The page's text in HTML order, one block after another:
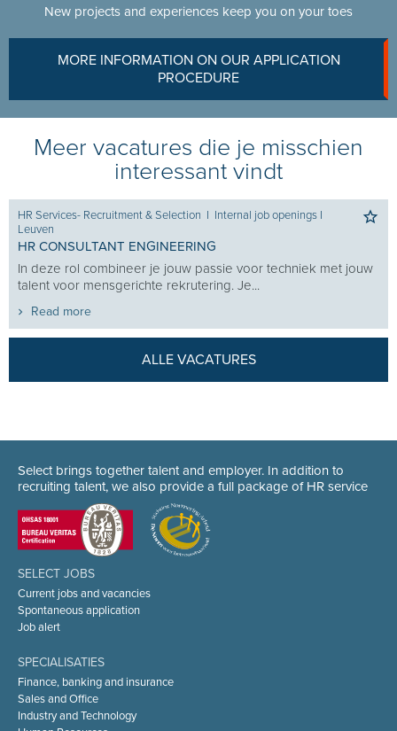
New projects and experiences keep you on your toes
MORE INFORMATION ON OUR APPLICATION
PROCEDURE
Meer vacatures die je misschien
interessant vindt
HR Services- Recruitment & Selection I Internal job openings I
Leuven
HR CONSULTANT ENGINEERING
In deze rol combineer je jouw passie voor techniek met jouw
talent voor mensgerichte rekrutering. Je...
Read more
ALLE VACATURES
Select brings together talent and employer. In addition to
recruiting talent, we also provide a full package of HR service
SELECT JOBS
Current jobs and vacancies
Spontaneous application
Job alert
SPECIALISATIES
Finance, banking and insurance
Sales and Office
Industry and Technology